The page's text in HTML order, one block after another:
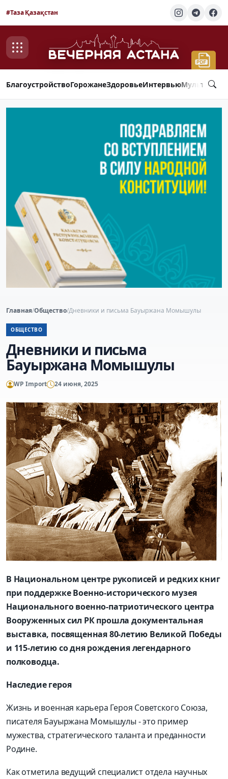
#Таза Қазақстан
БлагоустройствоГорожанеЗдоровьеИнтервью
Главная/Общество/Дневники и письма Бауыржана Момышулы
ОБЩЕСТВО
Дневники и письма
Бауыржана Момышулы
WP Import 24 июня, 2025
В Национальном центре рукописей и редких книг
при поддержке Военно-исторического музея
Национального военно-патриотического центра
Вооруженных сил РК прошла документальная
выставка, посвященная 80-летию Великой Победы
и 115-летию со дня рождения легендарного
полководца.
Наследие героя
Жизнь и военная карьера Героя Советского Союза,
писателя Бауыржана Момышулы - это пример
мужества, стратегичес­кого таланта и преданности
Родине.
Как отметила ведущий специалист отдела научных